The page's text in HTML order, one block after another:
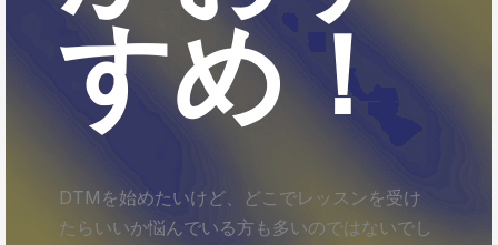
すめ！
DTMを始めたいけど、どこでレッスンを受け
たらいいか悩んでいる方も多いのではないでし